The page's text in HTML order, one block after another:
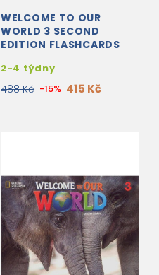
WELCOME TO OUR
WORLD 3 SECOND
EDITION FLASHCARDS
2-4 týdny
488 Kč -15% 415 Kč